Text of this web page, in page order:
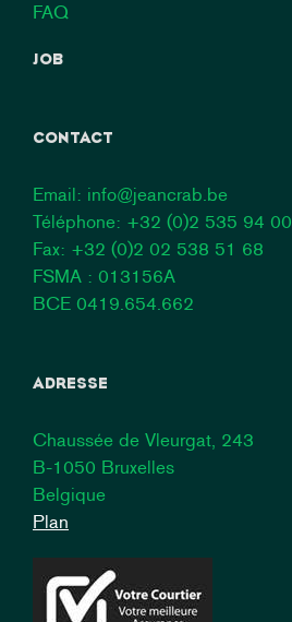
FAQ
JOB
CONTACT
Email: info@jeancrab.be
Téléphone: +32 (0)2 535 94 00
Fax: +32 (0)2 02 538 51 68
FSMA : 013156A
BCE 0419.654.662
ADRESSE
Chaussée de Vleurgat, 243
B-1050 Bruxelles
Belgique
Plan